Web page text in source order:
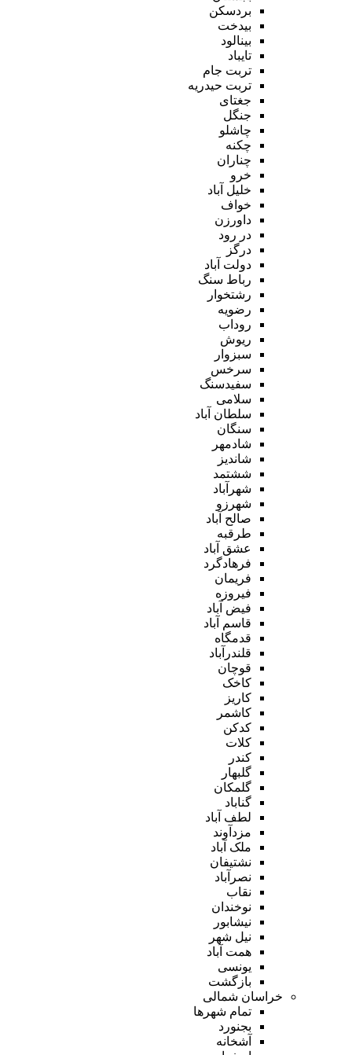
بردسکن
بیدخت
بینالود
تایباد
تربت جام
تربت حیدریه
جغتای
جنگل
چاشلو
چکنه
چناران
خرو
خلیل آباد
خواف
داورزن
در رود
درگز
دولت آباد
رباط سنگ
رشتخوار
رضویه
روداب
ریوش
سبزوار
سرخس
سفیدسنگ
سلامی
سلطان آباد
سنگان
شادمهر
شاندیز
ششتمد
شهرآباد
شهرزو
صالح آباد
طرقبه
عشق آباد
فرهادگرد
فریمان
فیروزه
فیض آباد
قاسم آباد
قدمگاه
قلندرآباد
قوچان
کاخک
کاریز
کاشمر
کدکن
کلات
کندر
گلبهار
گلمکان
گناباد
لطف آباد
مزدآوند
ملک آباد
نشتیفان
نصرآباد
نقاب
نوخندان
نیشابور
نیل شهر
همت آباد
یونسی
بازگشت
خراسان شمالی
تمام شهر‌ها
بجنورد
آشخانه